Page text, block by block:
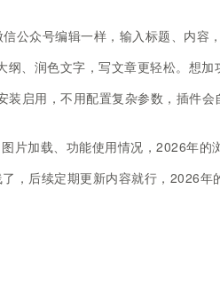
公众号编辑一样，输入标题、内容
、润色文字，写文章更轻松。想加
启用，不用配置复杂参数，插件会
片加载、功能使用情况，2026年的
，后续定期更新内容就行，2026年